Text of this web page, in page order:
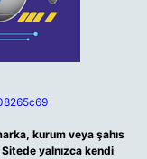
kurum veya şahıs
yalnızca kendi